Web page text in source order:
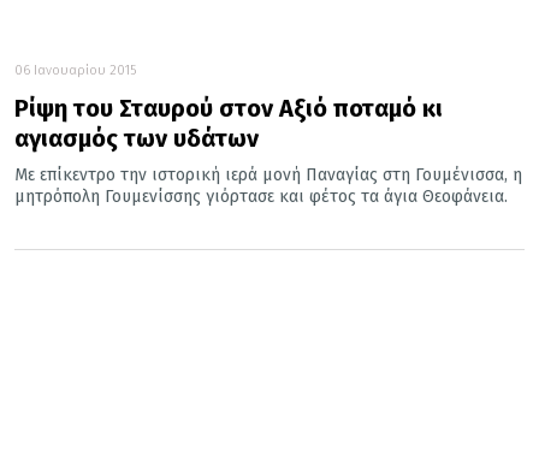
06 Ιανουαρίου 2015
Ρίψη του Σταυρού στον Αξιό ποταμό κι
αγιασμός των υδάτων
Με επίκεντρο την ιστορική ιερά μονή Παναγίας στη Γουμένισσα, η
μητρόπολη Γουμενίσσης γιόρτασε και φέτος τα άγια Θεοφάνεια.